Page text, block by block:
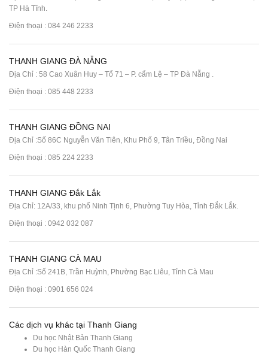
TP Hà Tĩnh.
Điện thoại : 084 246 2233
THANH GIANG ĐÀ NẴNG
Địa Chỉ : 58 Cao Xuân Huy – Tổ 71 – P. cẩm Lệ – TP Đà Nẵng .
Điện thoại : 085 448 2233
THANH GIANG ĐỒNG NAI
Địa Chỉ :Số 86C Nguyễn Văn Tiên, Khu Phố 9, Tân Triều, Đồng Nai
Điện thoại : 085 224 2233
THANH GIANG Đắk Lắk
Địa Chỉ: 12A/33, khu phố Ninh Tịnh 6, Phường Tuy Hòa, Tỉnh Đắk Lắk.
Điện thoại : 0942 032 087
THANH GIANG CÀ MAU
Địa Chỉ :Số 241B, Trần Huỳnh, Phường Bạc Liêu, Tỉnh Cà Mau
Điện thoại : 0901 656 024
Các dịch vụ khác tại Thanh Giang
Du học Nhật Bản Thanh Giang
Du học Hàn Quốc Thanh Giang